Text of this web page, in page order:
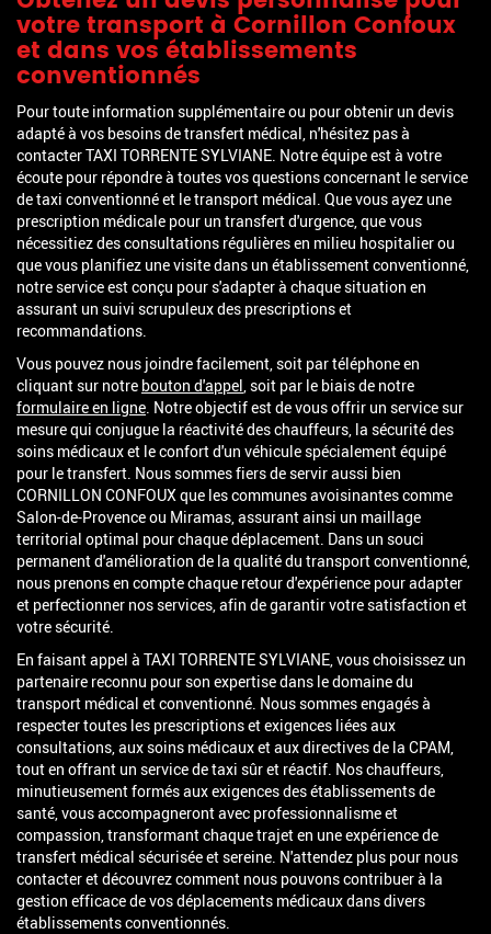
votre transport à Cornillon Confoux
et dans vos établissements
conventionnés
Pour toute information supplémentaire ou pour obtenir un devis
adapté à vos besoins de transfert médical, n'hésitez pas à
contacter TAXI TORRENTE SYLVIANE. Notre équipe est à votre
écoute pour répondre à toutes vos questions concernant le service
de taxi conventionné et le transport médical. Que vous ayez une
prescription médicale pour un transfert d'urgence, que vous
nécessitiez des consultations régulières en milieu hospitalier ou
que vous planifiez une visite dans un établissement conventionné,
notre service est conçu pour s'adapter à chaque situation en
assurant un suivi scrupuleux des prescriptions et
recommandations.
Vous pouvez nous joindre facilement, soit par téléphone en
cliquant sur notre bouton d'appel, soit par le biais de notre
formulaire en ligne. Notre objectif est de vous offrir un service sur
mesure qui conjugue la réactivité des chauffeurs, la sécurité des
soins médicaux et le confort d'un véhicule spécialement équipé
pour le transfert. Nous sommes fiers de servir aussi bien
CORNILLON CONFOUX que les communes avoisinantes comme
Salon-de-Provence ou Miramas, assurant ainsi un maillage
territorial optimal pour chaque déplacement. Dans un souci
permanent d'amélioration de la qualité du transport conventionné,
nous prenons en compte chaque retour d'expérience pour adapter
et perfectionner nos services, afin de garantir votre satisfaction et
votre sécurité.
En faisant appel à TAXI TORRENTE SYLVIANE, vous choisissez un
partenaire reconnu pour son expertise dans le domaine du
transport médical et conventionné. Nous sommes engagés à
respecter toutes les prescriptions et exigences liées aux
consultations, aux soins médicaux et aux directives de la CPAM,
tout en offrant un service de taxi sûr et réactif. Nos chauffeurs,
minutieusement formés aux exigences des établissements de
santé, vous accompagneront avec professionnalisme et
compassion, transformant chaque trajet en une expérience de
transfert médical sécurisée et sereine. N'attendez plus pour nous
contacter et découvrez comment nous pouvons contribuer à la
gestion efficace de vos déplacements médicaux dans divers
établissements conventionnés.